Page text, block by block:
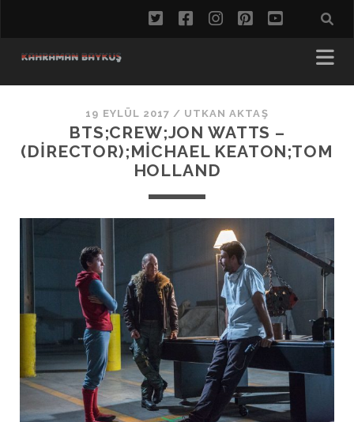
twitterfacebookinstagram
pinterest
youtube
19 EYLÜL 2017 / UTKAN AKTAŞ
BTS;CREW;JON WATTS –
(DIRECTOR);MICHAEL KEATON;TOM
HOLLAND